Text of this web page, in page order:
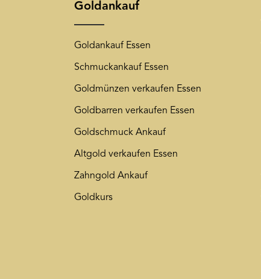
Goldankauf
Goldankauf Essen
Schmuckankauf Essen
Goldmünzen verkaufen Essen
Goldbarren verkaufen Essen
Goldschmuck Ankauf
Altgold verkaufen Essen
Zahngold Ankauf
Goldkurs